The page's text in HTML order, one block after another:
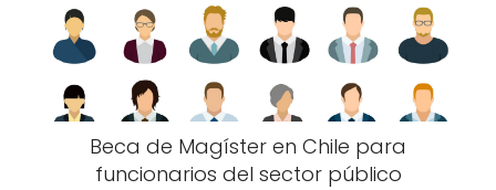
Beca de Magíster en Chile para
funcionarios del sector público